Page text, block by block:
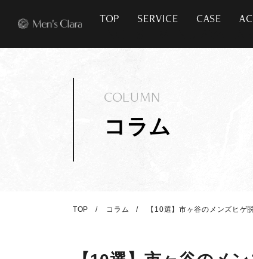
TOP SERVICE CASE
コラム
COLUMN
TOP コラム 【10選】市ヶ谷のメンズヒゲ